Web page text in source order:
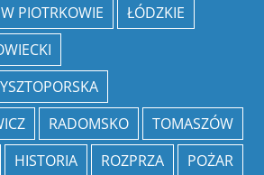
PIOTRKOWIE
ŁÓDZKIE
RADOMSKO
TOMASZÓW
HISTORIA ROZPRZA
POŻAR